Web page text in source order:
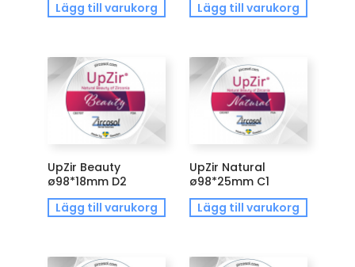
Lägg till varukorg Lägg till varukorg
UpZir Beauty
ø98*18mm D2
Lägg till varukorg
UpZir Natural
ø98*25mm C1
Lägg till varukorg